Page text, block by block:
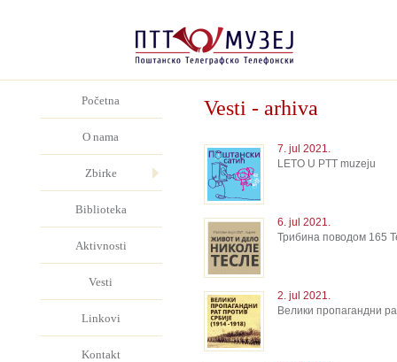
Početna
O nama
Zbirke
Biblioteka
Aktivnosti
Vesti
Linkovi
Kontakt
Vesti - arhiva
7. jul 2021.
LETO U PTT muzeju
6. jul 2021.
Трибина поводом 165
2. jul 2021.
Велики пропагандни